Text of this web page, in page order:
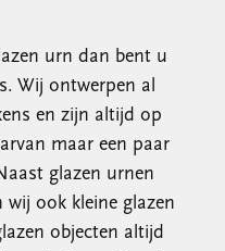
urn dan bent u
Wij ontwerpen al
en zijn altijd op
maar een paar
glazen urnen
wij ook kleine glazen
objecten altijd